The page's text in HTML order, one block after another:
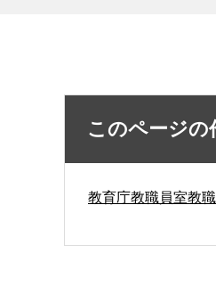
このページの
教育庁教職員室教